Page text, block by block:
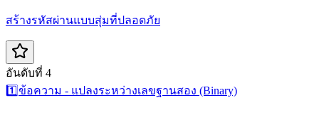
สร้างรหัสผ่านแบบสุ่มที่ปลอดภัย
อันดับที่ 4
1️⃣ข้อความ - แปลงระหว่างเลขฐานสอง (Binary)